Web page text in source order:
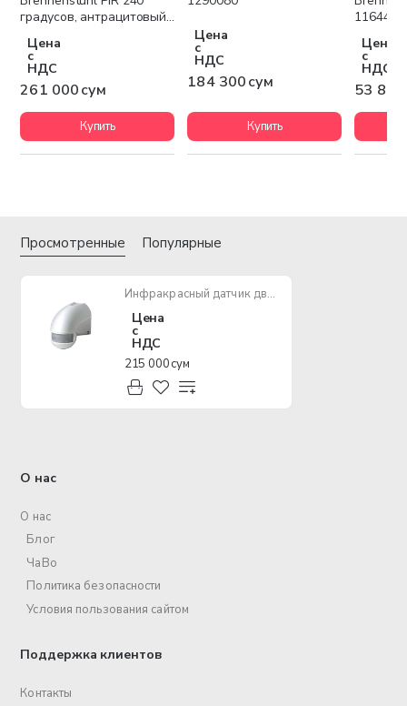
градусов, антрацитовый
Цена
с
НДС
261 000 сум
Купить
Цена
с
НДС
184 300 сум
Купить
1164480
Цена
с
НДС
53 800
Просмотренные Популярные
Инфракрасный датчик движения Brennenstuhl PIR 180; IP44 антрацитовый 1170900
Цена
с
НДС
215 000 сум
О нас
О нас
Блог
ЧаВо
Политика безопасности
Условия пользования сайтом
Поддержка клиентов
Контакты